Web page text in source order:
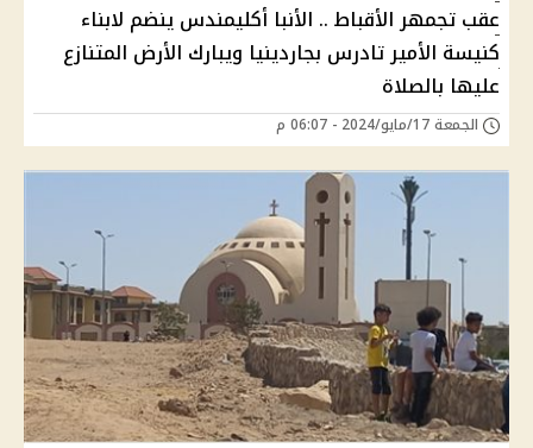
عقب تجمهر الأقباط .. الأنبا أكليمندس ينضم لابناء
كنيسة الأمير تادرس بجاردينيا ويبارك الأرض المتنازع
عليها بالصلاة
الجمعة 17/مايو/2024 - 06:07 م